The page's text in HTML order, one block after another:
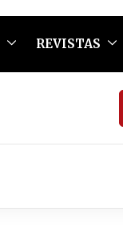
REVISTAS